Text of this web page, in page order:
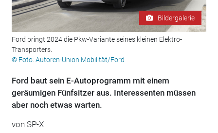
Bildergalerie
Ford bringt 2024 die Pkw-Variante seines kleinen Elektro-
Transporters.
© Foto: Autoren-Union Mobilität/Ford
Ford baut sein E-Autoprogramm mit einem
geräumigen Fünfsitzer aus. Interessenten müssen
aber noch etwas warten.
von SP-X